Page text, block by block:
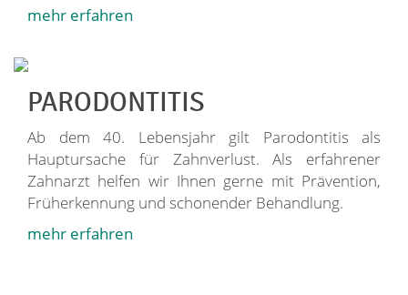
mehr erfahren
PARODONTITIS
Ab dem 40. Lebensjahr gilt Parodontitis als
Hauptursache für Zahnverlust. Als erfahrener
Zahnarzt helfen wir Ihnen gerne mit Prävention,
Früherkennung und schonender Behandlung.
mehr erfahren